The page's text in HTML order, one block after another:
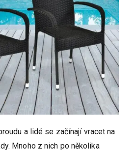
a lidé se začínají vracet na
Mnoho z nich po několika